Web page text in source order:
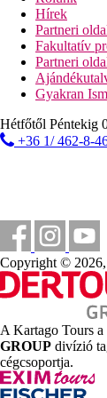
Sport és
esti
vízi
boccia
darts
Sport és
biliárd
vízi
nagy
Ellátás
All
korán
a
Hírek
Partneri
Fakultatív
Partneri
Gyakran
Hétfőtől Péntekig
+36 1/ 462-8-
Copyright ©
A Kartago Tours a
GROUP divízió
cégcsoportja.